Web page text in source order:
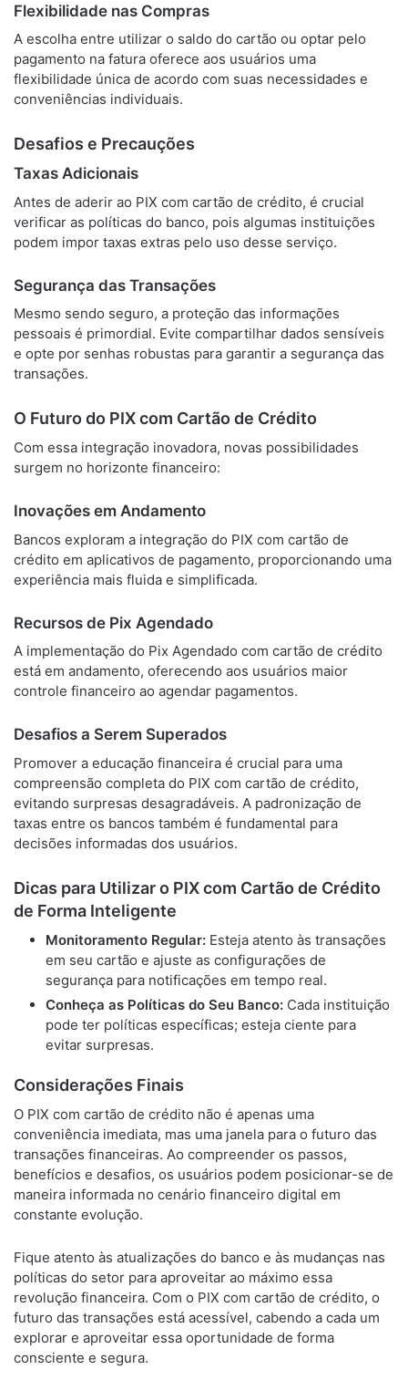
Flexibilidade nas Compras
A escolha entre utilizar o saldo do cartão ou optar pelo
pagamento na fatura oferece aos usuários uma
flexibilidade única de acordo com suas necessidades e
conveniências individuais.
Desafios e Precauções
Taxas Adicionais
Antes de aderir ao PIX com cartão de crédito, é crucial
verificar as políticas do banco, pois algumas instituições
podem impor taxas extras pelo uso desse serviço.
Segurança das Transações
Mesmo sendo seguro, a proteção das informações
pessoais é primordial. Evite compartilhar dados sensíveis
e opte por senhas robustas para garantir a segurança das
transações.
O Futuro do PIX com Cartão de Crédito
Com essa integração inovadora, novas possibilidades
surgem no horizonte financeiro:
Inovações em Andamento
Bancos exploram a integração do PIX com cartão de
crédito em aplicativos de pagamento, proporcionando uma
experiência mais fluida e simplificada.
Recursos de Pix Agendado
A implementação do Pix Agendado com cartão de crédito
está em andamento, oferecendo aos usuários maior
controle financeiro ao agendar pagamentos.
Desafios a Serem Superados
Promover a educação financeira é crucial para uma
compreensão completa do PIX com cartão de crédito,
evitando surpresas desagradáveis. A padronização de
taxas entre os bancos também é fundamental para
decisões informadas dos usuários.
Dicas para Utilizar o PIX com Cartão de Crédito
de Forma Inteligente
Monitoramento Regular: Esteja atento às transações
em seu cartão e ajuste as configurações de
segurança para notificações em tempo real.
Conheça as Políticas do Seu Banco: Cada instituição
pode ter políticas específicas; esteja ciente para
evitar surpresas.
Considerações Finais
O PIX com cartão de crédito não é apenas uma
conveniência imediata, mas uma janela para o futuro das
transações financeiras. Ao compreender os passos,
benefícios e desafios, os usuários podem posicionar-se de
maneira informada no cenário financeiro digital em
constante evolução.
Fique atento às atualizações do banco e às mudanças nas
políticas do setor para aproveitar ao máximo essa
revolução financeira. Com o PIX com cartão de crédito, o
futuro das transações está acessível, cabendo a cada um
explorar e aproveitar essa oportunidade de forma
consciente e segura.